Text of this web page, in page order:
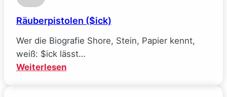
wie
alle
meine
Ideale
Räuberpistolen ($ick)
Wer die Biografie Shore, Stein, Papier kennt,
weiß: $ick lässt…
Weiterlesen: